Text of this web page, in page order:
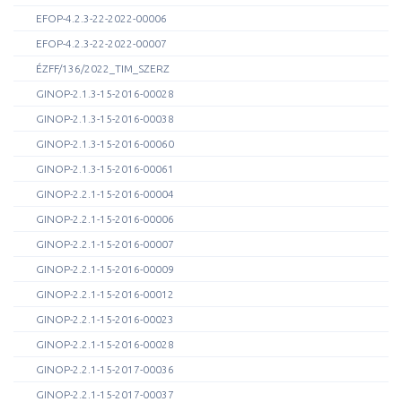
EFOP-4.2.3-22-2022-00006
EFOP-4.2.3-22-2022-00007
ÉZFF/136/2022_TIM_SZERZ
GINOP-2.1.3-15-2016-00028
GINOP-2.1.3-15-2016-00038
GINOP-2.1.3-15-2016-00060
GINOP-2.1.3-15-2016-00061
GINOP-2.2.1-15-2016-00004
GINOP-2.2.1-15-2016-00006
GINOP-2.2.1-15-2016-00007
GINOP-2.2.1-15-2016-00009
GINOP-2.2.1-15-2016-00012
GINOP-2.2.1-15-2016-00023
GINOP-2.2.1-15-2016-00028
GINOP-2.2.1-15-2017-00036
GINOP-2.2.1-15-2017-00037